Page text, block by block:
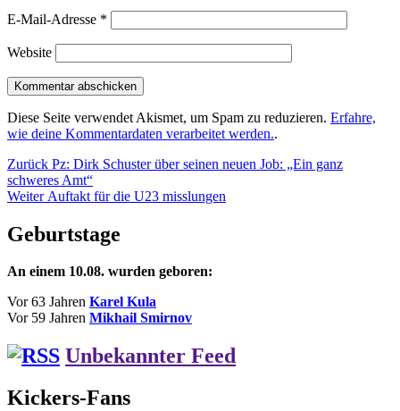
E-Mail-Adresse *
Website
Diese Seite verwendet Akismet, um Spam zu reduzieren. Erfahre,
wie deine Kommentardaten verarbeitet werden..
Beitragsnavigation
Zurück Vorheriger
Beitrag:
Pz: Dirk Schuster über seinen neuen Job: „Ein ganz
schweres Amt“
Weiter Nächster
Auftakt für die U23 misslungen
Geburtstage
An einem 10.08. wurden geboren:
Vor 63 Jahren Karel Kula
Vor 59 Jahren Mikhail Smirnov
Unbekannter Feed
Kickers-Fans